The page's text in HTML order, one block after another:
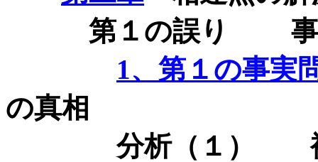
第１の誤り 事
1、第１の事実
の真相
分析（１） 袴